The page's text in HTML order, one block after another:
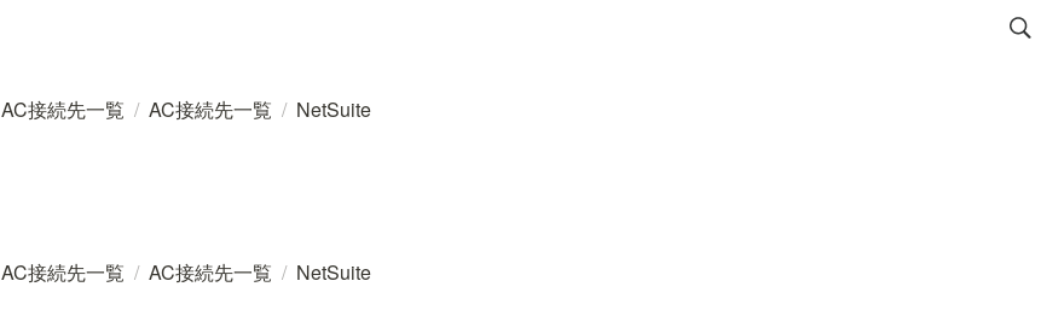
AC接続先一覧 / AC接続先一覧 / NetSuite
AC接続先一覧 / AC接続先一覧 / NetSuite